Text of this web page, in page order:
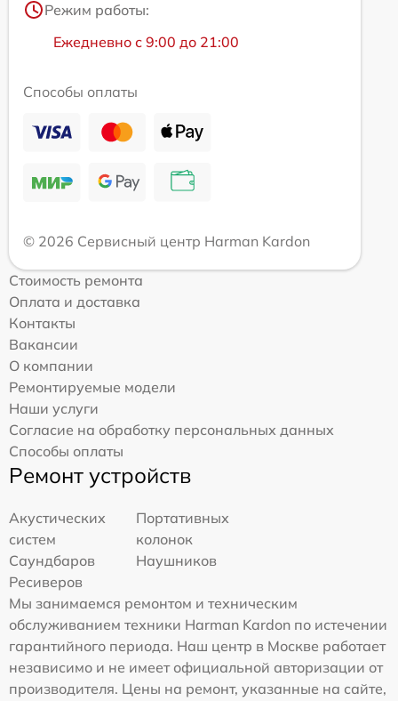
Режим работы:
Ежедневно с 9:00 до 21:00
Способы оплаты
© 2026 Сервисный центр Harman Kardon
Стоимость ремонта
Оплата и доставка
Контакты
Вакансии
О компании
Ремонтируемые модели
Наши услуги
Согласие на обработку персональных данных
Способы оплаты
Ремонт устройств
Акустических
систем
Портативных
колонок
Саундбаров
Наушников
Ресиверов
Мы занимаемся ремонтом и техническим
обслуживанием техники Harman Kardon по истечении
гарантийного периода. Наш центр в Москве работает
независимо и не имеет официальной авторизации от
производителя. Цены на ремонт, указанные на сайте,